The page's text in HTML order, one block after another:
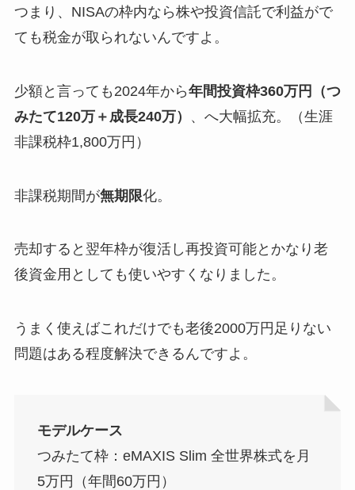
つまり、NISAの枠内なら株や投資信託で利益がで
ても税金が取られないんですよ。
少額と言っても2024年から年間投資枠360万円（つ
みたて120万＋成長240万）
、へ大幅拡充。（生涯
非課税枠1,800万円）
非課税期間が無期限化。
売却すると翌年枠が復活し再投資可能とかなり老
後資金用としても使いやすくなりました。
うまく使えばこれだけでも老後2000万円足りない
問題はある程度解決できるんですよ。
モデルケース
つみたて枠：eMAXIS Slim 全世界株式を月
5万円（年間60万円）